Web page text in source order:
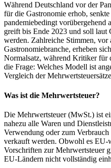
Während Deutschland vor der
für die Gastronomie erhob,
pandemiebedingt vorübergehend
greift bis Ende 2023 und soll laut
werden. Zahlreiche Stimmen, vor
Gastronomiebranche, erheben
Normalsatz, während Kritiker für
die Frage: Welches Modell ist
Vergleich der
Was ist die Mehrwertsteuer?
Die Mehrwertsteuer (MwSt.) ist
nahezu alle Waren und
Verwendung oder zum
verkauft werden. Obwohl es EU-
Vorschriften zur Mehrwertsteuer
EU-Ländern nicht vollständig